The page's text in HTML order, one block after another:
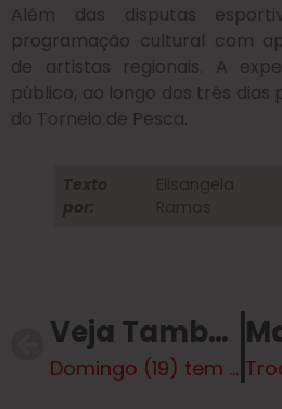
Além das disputas
programação cultural com
de artistas regionais. A
público, ao longo dos três dias
do Torneio de Pesca.
Veja Também
Domingo (19) tem mais uma edição do “A Rua é Nossa” com lazer, cultura e gastronomia para todos